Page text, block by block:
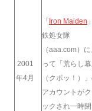
2001
年4月
「Iron Maiden
鉄処女隊
（aaa.com）に
って「荒らし
（クポッ！）
アカウントがク
ックされ一時閉